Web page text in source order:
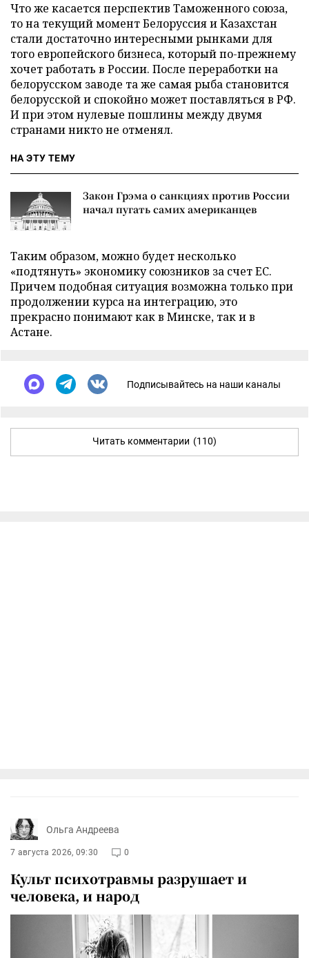
Что же касается перспектив Таможенного союза,
то на текущий момент Белоруссия и Казахстан
стали достаточно интересными рынками для
того европейского бизнеса, который по-прежнему
хочет работать в России. После переработки на
белорусском заводе та же самая рыба становится
белорусской и спокойно может поставляться в РФ.
И при этом нулевые пошлины между двумя
странами никто не отменял.
НА ЭТУ ТЕМУ
Закон Грэма о санкциях против России
начал пугать самих американцев
Таким образом, можно будет несколько
«подтянуть» экономику союзников за счет ЕС.
Причем подобная ситуация возможна только при
продолжении курса на интеграцию, это
прекрасно понимают как в Минске, так и в
Астане.
Подписывайтесь на наши каналы
Читать комментарии (110)
Ольга Андреева
7 августа 2026, 09:30 0
Культ психотравмы разрушает и
человека, и народ